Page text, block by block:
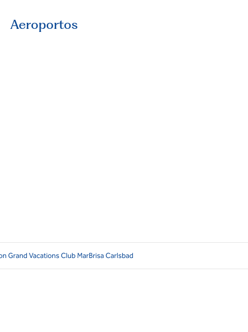
Aeroportos
Grand Vacations Club MarBrisa Carlsbad